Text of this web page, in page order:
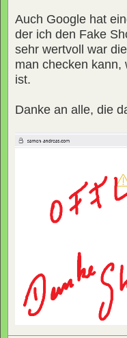
Auch Google hat
der ich den Fake
sehr wertvoll war
man checken kann,
ist.
Danke an alle, die